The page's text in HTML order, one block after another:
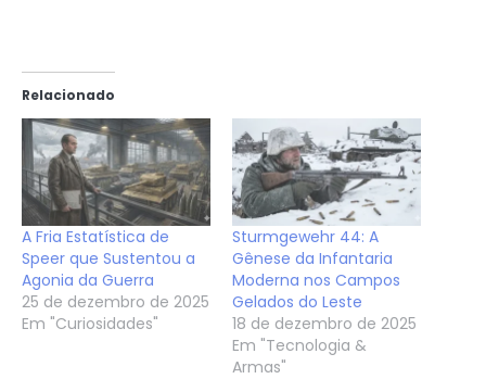
Relacionado
A Fria Estatística de
Speer que Sustentou a
Agonia da Guerra
25 de dezembro de 2025
Em "Curiosidades"
Sturmgewehr 44: A
Gênese da Infantaria
Moderna nos Campos
Gelados do Leste
18 de dezembro de 2025
Em "Tecnologia &
Armas"